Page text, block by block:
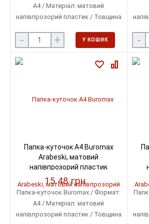
А4 / Матеріал: матовий
напівпрозорий пластик / Товщина
- + У КОШИК -
Папка-куточок А4 Buromax
Arabeski, матовий
напівпрозорий пластик
(BM.3854-26)
15.48 грн
Папка-куточок Buromax / Формат:
А4 / Матеріал: матовий
напівпрозорий пластик / Товщина